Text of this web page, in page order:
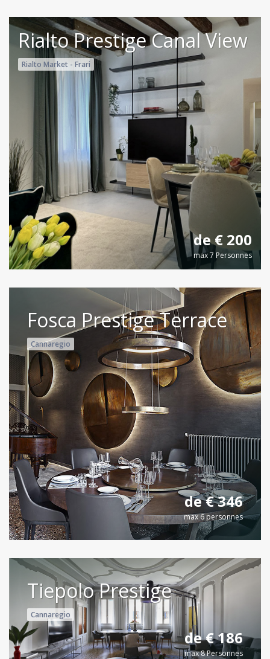
Rialto Prestige Canal View
Rialto Market - Frari
de € 200
max 7 Personnes
Fosca Prestige Terrace
Cannaregio
de € 346
max 6 personnes
Tiepolo Prestige
Cannaregio
de € 186
max 8 Personnes